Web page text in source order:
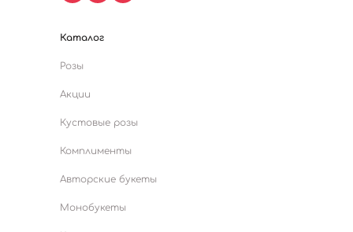
Каталог
Розы
Акции
Кустовые розы
Комплименты
Авторские букеты
Монобукеты